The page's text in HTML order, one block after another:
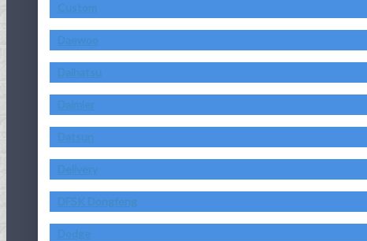
Custom
Daewoo
Daihatsu
Daimler
Datsun
Delivery
DFSK Dongfeng
Dodge